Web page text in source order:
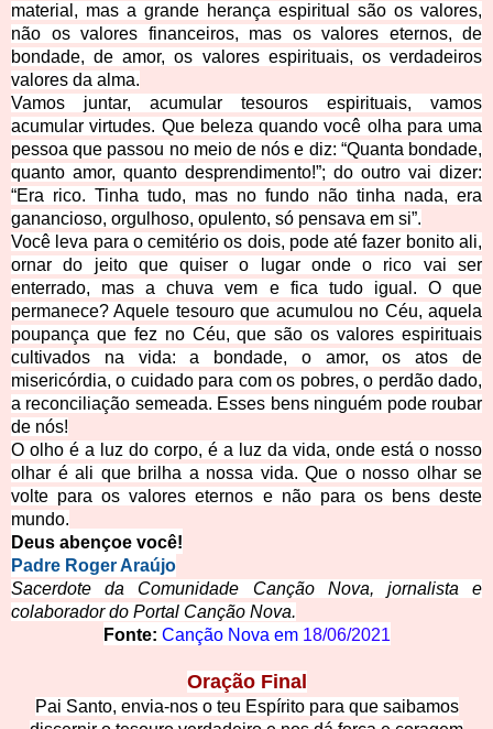
material, mas a grande herança espiritual são os valores,
não os valores financeiros, mas os valores eternos, de
bondade, de amor, os valores espirituais, os verdadeiros
valores da alma.
Vamos juntar, acumular tesouros espirituais, vamos
acumular virtudes. Que beleza quando você olha para uma
pessoa que passou no meio de nós e diz: “Quanta bondade,
quanto amor, quanto desprendimento!”; do outro vai dizer:
“Era rico. Tinha tudo, mas no fundo não tinha nada, era
ganancioso, orgulhoso, opulento, só pensava em si”.
Você leva para o cemitério os dois, pode até fazer bonito ali,
ornar do jeito que quiser o lugar onde o rico vai ser
enterrado, mas a chuva vem e fica tudo igual. O que
permanece? Aquele tesouro que acumulou no Céu, aquela
poupança que fez no Céu, que são os valores espirituais
cultivados na vida: a bondade, o amor, os atos de
misericórdia, o cuidado para com os pobres, o perdão dado,
a reconciliação semeada. Esses bens ninguém pode roubar
de nós!
O olho é a luz do corpo, é a luz da vida, onde está o nosso
olhar é ali que brilha a nossa vida. Que o nosso olhar se
volte para os valores eternos e não para os bens deste
mundo.
Deus abençoe você!
Padre Roger Araújo
Sacerdote da Comunidade Canção Nova, jornalista e
colaborador do Portal Canção Nova.
Fonte: Canção Nova em 18/06/2021
Oração Final
Pai Santo, envia-nos o teu Espírito para que saibamos